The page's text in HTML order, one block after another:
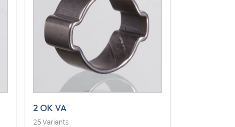
2 OK VA
25 Variants